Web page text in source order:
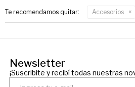
Te recomendamos quitar: Accesorios
Newsletter
¡Suscribite y recibí todas nuestras